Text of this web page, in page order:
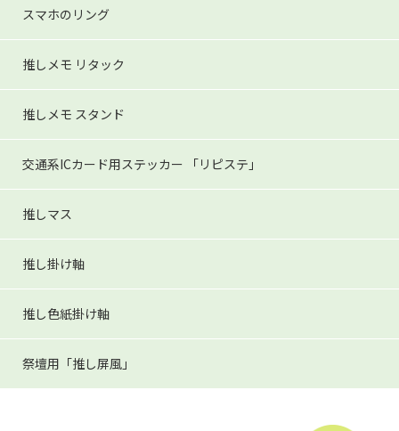
スマホのリング
推しメモ リタック
推しメモ スタンド
交通系ICカード用ステッカー 「リピステ」
推しマス
推し掛け軸
推し色紙掛け軸
祭壇用「推し屏風」